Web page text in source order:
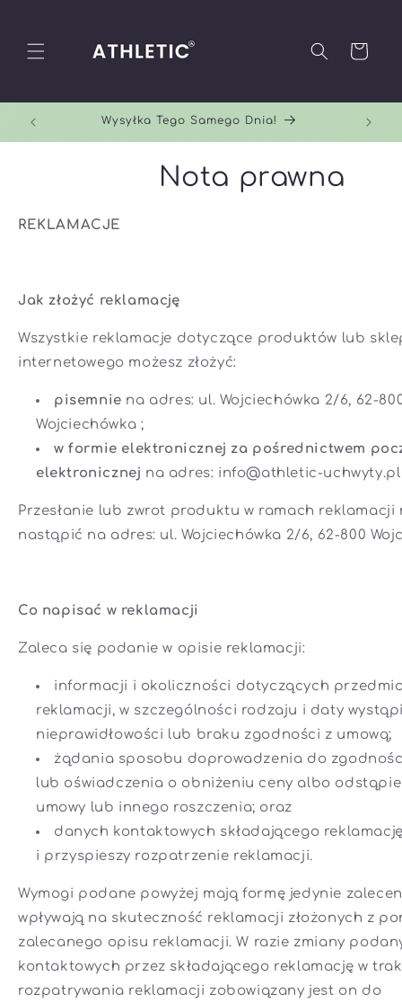
Koszyk
Wysyłka Tego Samego Dnia!
Nota prawna
REKLAMACJE
Jak złożyć reklamację
Wszystkie reklamacje dotyczące produktów lub
internetowego możesz złożyć:
pisemnie na adres: ul. Wojciechówka 2/6, 62-
Wojciechówka ;
w formie elektronicznej za pośrednictwem
elektronicznej na adres: info@athletic-uchwyty.pl
Przesłanie lub zwrot produktu w ramach reklamacji
nastąpić na adres: ul. Wojciechówka 2/6, 62-800
Co napisać w reklamacji
Zaleca się podanie w opisie reklamacji:
informacji i okoliczności dotyczących
reklamacji, w szczególności rodzaju i daty
nieprawidłowości lub braku zgodności z umową;
żądania sposobu doprowadzenia do
lub oświadczenia o obniżeniu ceny albo
umowy lub innego roszczenia; oraz
danych kontaktowych składającego
i przyspieszy rozpatrzenie reklamacji.
Wymogi podane powyżej mają formę jedynie
wpływają na skuteczność reklamacji złożonych z
zalecanego opisu reklamacji. W razie zmiany
kontaktowych przez składającego reklamację w
rozpatrywania reklamacji zobowiązany jest on do